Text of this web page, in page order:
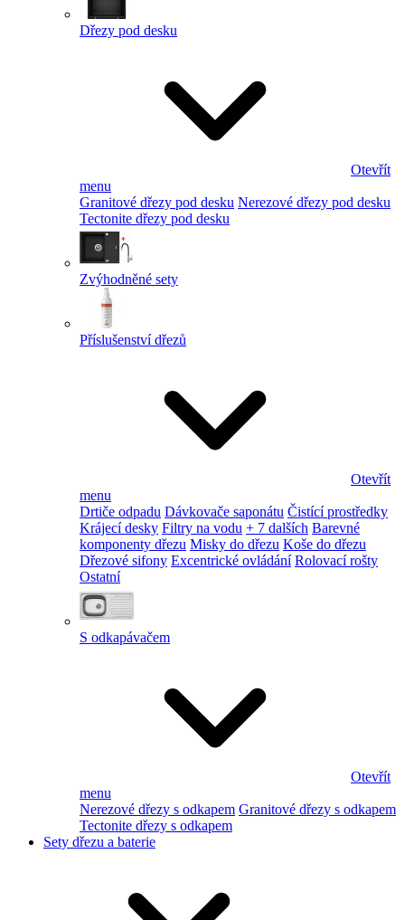
Dřezy pod desku
Otevřít
menu
Granitové dřezy pod desku Nerezové dřezy pod desku
Tectonite dřezy pod desku
Zvýhodněné sety
Příslušenství dřezů
Otevřít
menu
Drtiče odpadu Dávkovače saponátu Čistící prostředky
Krájecí desky Filtry na vodu + 7 dalších Barevné
komponenty dřezu Misky do dřezu Koše do dřezu
Dřezové sifony Excentrické ovládání Rolovací rošty
Ostatní
S odkapávačem
Otevřít
menu
Nerezové dřezy s odkapem Granitové dřezy s odkapem
Tectonite dřezy s odkapem
Sety dřezu a baterie